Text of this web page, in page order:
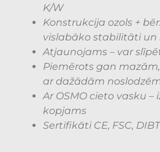
K/W
Konstrukcija ozols +
vislabāko stabilitāti un
Atjaunojams – var
Piemērots gan
ar dažādām
Ar OSMO cieto vasku
kopjams
Sertifikāti CE, FSC, DIBT